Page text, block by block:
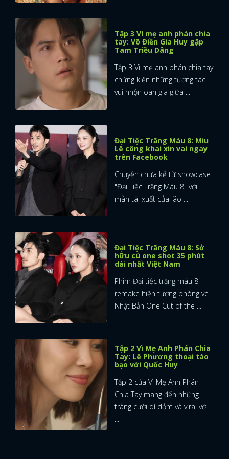
Tập 3 Vì mẹ anh phán chia
tay: Võ Điền Gia Huy gặp
Tam Triều Dâng
Tập 3 Vì mẹ anh phán chia tay
chứng kiến những tương tác
vui nhộn oan gia giữa ...
Đại Tiệc Trăng Máu 8: Miu
Lê công khai xin vai ngay
trên Facebook
Chuyện chưa kể từ showcase
"Đại Tiệc Trăng Máu 8" với
màn tái xuất của lão ...
Đại Tiệc Trăng Máu 8: Sở
hữu cú one shot 35 phút
dài nhất Việt Nam
Phim Đại tiệc trăng máu 8
remake hiện tượng phòng vé
Nhật Bản One Cut of the ...
Tập 2 Vì Mẹ Anh Phán Chia
Tay: Lê Phương thoại táo
bạo với Quốc Huy
Tập 2 của Vì Mẹ Anh Phán
Chia Tay mang đến những
tràng cười dí dỏm và viral với
...